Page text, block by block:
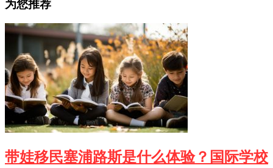
为您推荐
带娃移民塞浦路斯是什么体验？国际学校